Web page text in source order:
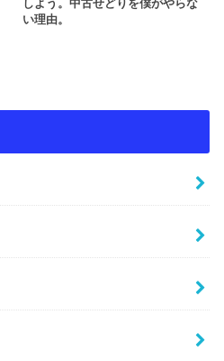
しよう。中古せどりを僕がやらな
い理由。